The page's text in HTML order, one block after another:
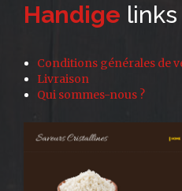
Handige links
Conditions générales de
Livraison
Qui sommes-nous ?